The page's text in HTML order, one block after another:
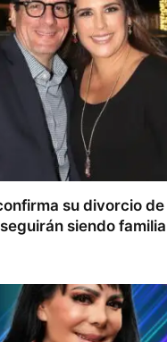
su divorcio
siendo familia